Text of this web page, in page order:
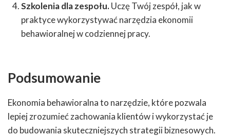
Szkolenia dla zespołu.Uczę Twój zespół, jak w
praktyce wykorzystywać narzędzia ekonomii
behawioralnej w codziennej pracy.
Podsumowanie
Ekonomia behawioralna to narzędzie, które pozwala
lepiej zrozumieć zachowania klientów i wykorzystać je
do budowania skuteczniejszych strategii biznesowych.